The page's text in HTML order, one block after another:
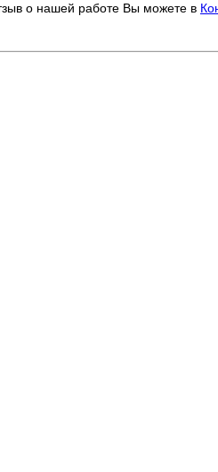
о нашей работе Вы можете в